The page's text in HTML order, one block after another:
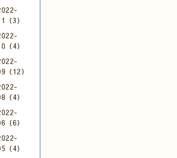
（3）
（4）
（12）
（4）
（6）
（4）